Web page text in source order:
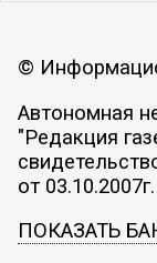
©
Автономная
"Редакция
от 03.10.2007г.
ПОКАЗАТЬ